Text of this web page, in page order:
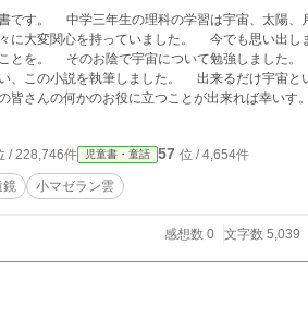
です。 中学三年生の理科の学習は宇宙、太陽
に大変関心を持っていました。 今でも思い出
とを。 そのお陰で宇宙について勉強しました
、この小説を執筆しました。 出来るだけ宇宙と
皆さんの何かのお役に立つことが出来れば幸
/ 228,746件 児童書・童話 57 位 / 4,654件
鏡 小マゼラン雲
感想数 0 文字数 5,039